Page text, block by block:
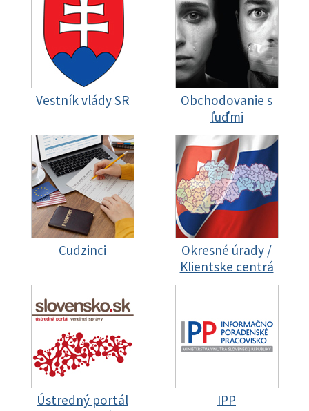
Vestník vlády SR
Obchodovanie s
ľuďmi
Cudzinci
Okresné úrady /
Klientske centrá
Ústredný portál
IPP